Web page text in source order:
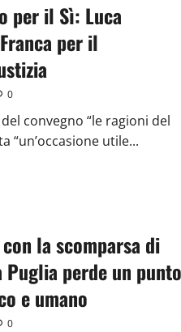
per il Sì: Luca
per il
0
convegno “le ragioni del
“un’occasione utile...
la scomparsa di
Puglia perde un punto
e umano
0